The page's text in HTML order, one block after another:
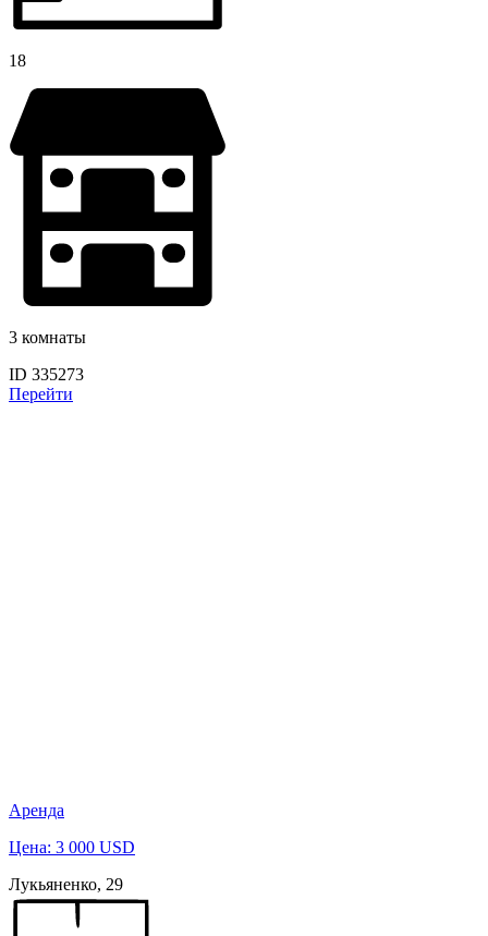
18
3 комнаты
ID 335273
Перейти
Аренда
Цена: 3 000 USD
Лукьяненко, 29